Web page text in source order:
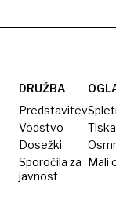
DRUŽBA
Predstavitev
Vodstvo
Dosežki
Sporočila za
javnost
Mali